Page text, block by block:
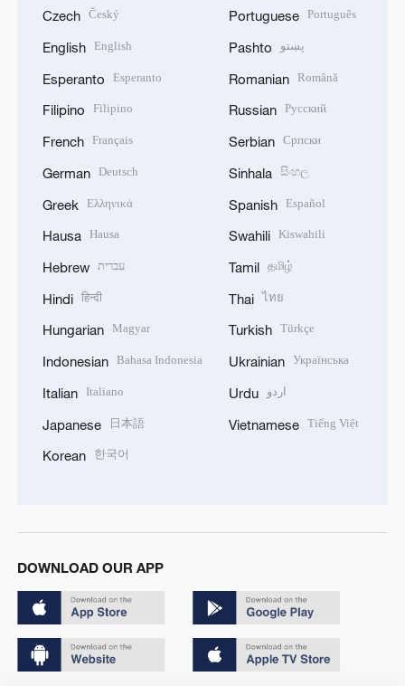
Czech Český
English English
Esperanto Esperanto
Filipino Filipino
French Français
German Deutsch
Greek Ελληνικά
Hausa Hausa
Hebrew עברית
Hindi हिन्दी
Hungarian Magyar
Indonesian Bahasa Indonesia
Italian Italiano
Japanese 日本語
Korean 한국어
Portuguese Português
Pashto پښتو
Romanian Română
Russian Русский
Serbian Српски
Sinhala සිංහල
Spanish Español
Swahili Kiswahili
Tamil தமிழ்
Thai ไทย
Turkish Türkçe
Ukrainian Українська
Urdu اردو
Vietnamese Tiếng Việt
DOWNLOAD OUR APP